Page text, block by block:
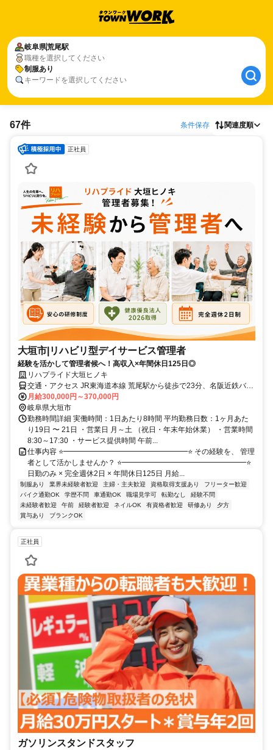
岐阜県荒尾駅
職種を選択してください
制服あり
キーワードを選択してください
67件 条件保存 関連度順
正社員
大垣市|リハビリ型デイサービス管理者
経験を活かして管理者候へ！高収入×年間休日125日◎
リハプライド大垣ヒノキ
交通・アクセス JR東海道本線 荒尾駅から徒歩で23分、名阪近鉄バス
中曽根(バス停)駅から徒歩で10分
月給300,000円～370,000円
岐阜県大垣市
勤務時間詳細 実働時間：1日あたり8時間 平均勤務日数：1ヶ月あた
り19日 〜 21日 ・営業日 月～土 （祝日・年末年始休業） ・営業時間
8:30～17:30 ・サービス提供時間 午前...
仕事内容 ⭐━━━━━━━━━━━━━━━━━⭐ その経験を、 管理
者として活かしませんか？ ⭐━━━━━━━━━━━━━━━━━⭐
日勤のみ × 完全週休2日 × 年間休日125日 月給...
制服あり 業界未経験者歓迎 主婦・主夫歓迎 資格取得支援あり
フリーター歓迎
バイク通勤OK
学歴不問 車通勤OK 職場見学可 転勤なし
経験不問
未経験者歓迎
午前 経験者歓迎 ネイルOK 有資格者歓迎 研修あり
夕方
賞与あり
ブランクOK
正社員
ガソリンスタンドスタッフ